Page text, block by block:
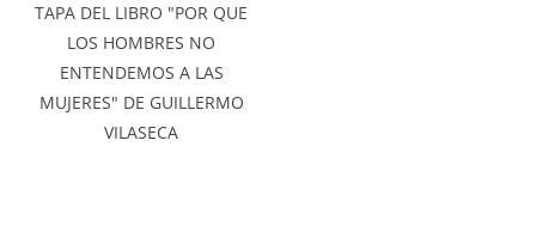
TAPA DEL LIBRO "POR QUE
LOS HOMBRES NO
ENTENDEMOS A LAS
MUJERES" DE GUILLERMO
VILASECA